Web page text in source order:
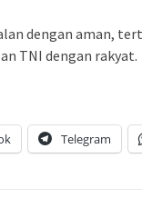
dengan aman,
TNI dengan rakyat.
Telegram
#jaga-imunitas-